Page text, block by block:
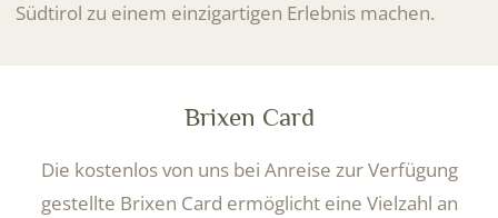
Südtirol zu einem einzigartigen Erlebnis machen.
Brixen Card
Die kostenlos von uns bei Anreise zur Verfügung
gestellte Brixen Card ermöglicht eine Vielzahl an